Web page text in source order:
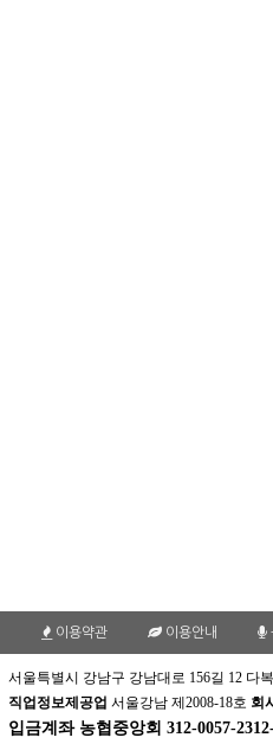
이용약관 이용안내
서울특별시 강남구 강남대로 156길 12 다
직업정보제공업 서울강남 제2008-18호 회
입금계좌 농협중앙회 312-0057-